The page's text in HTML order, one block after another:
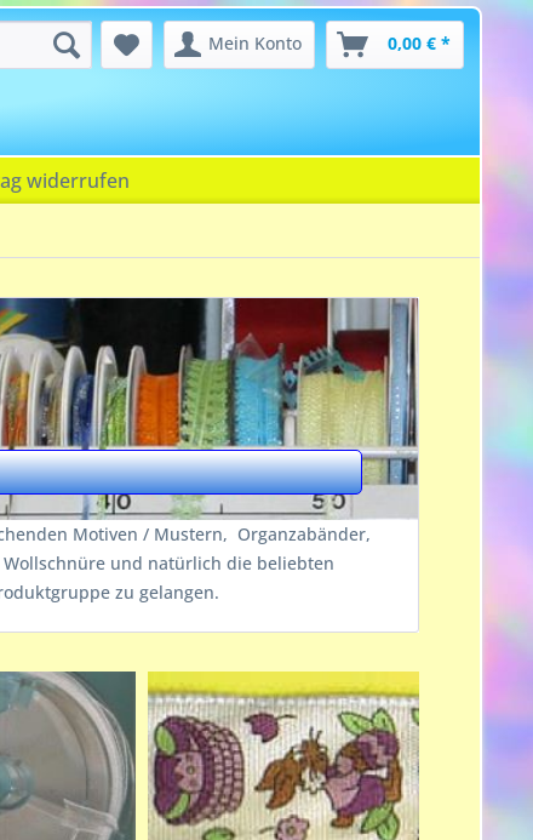
Mein Konto 0,00 € *
widerrufen
Motiven / Mustern, Organzabänder,
und natürlich die beliebten
zu gelangen.